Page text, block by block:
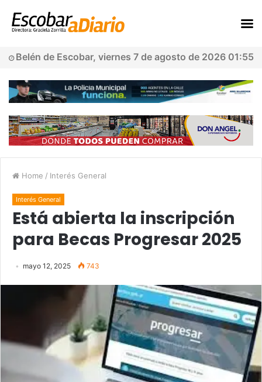
Belén de Escobar, viernes 7 de agosto de 2026 01:55
Home / Interés General
Interés General
Está abierta la inscripción
para Becas Progresar 2025
mayo 12, 2025 743